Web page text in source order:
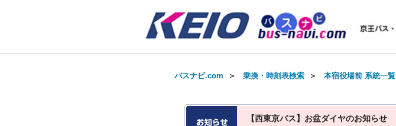
バスナビ.com ＞ 乗換・時刻表検索 ＞ 本宿役場前 系統一覧
【西東京バス】お盆ダイヤのお知らせ